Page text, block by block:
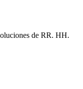
de RR. HH.